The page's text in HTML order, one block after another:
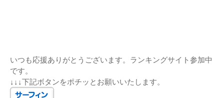
いつも応援ありがとうございます。ランキングサイト参加中
です。
↓↓↓下記ボタンをポチッとお願いいたします。